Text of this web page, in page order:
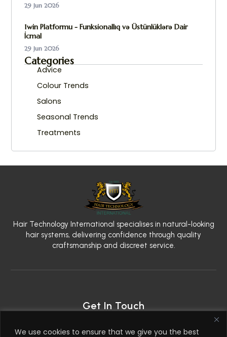
We use cookies to ensure that we give you the best
29 Jun 2026
1win Platformu - Funksionallıq və Üstünlüklərə Dair
İcmal
29 Jun 2026
Categories
Advice
Colour Trends
Salons
Seasonal Trends
Treatments
Hair Technology International specialises in natural-looking
hair systems, delivering confidence through quality
craftsmanship and discreet service.
Get In Touch
2nd Floor, 79 West Regent Street, Glasgow G2 2AW